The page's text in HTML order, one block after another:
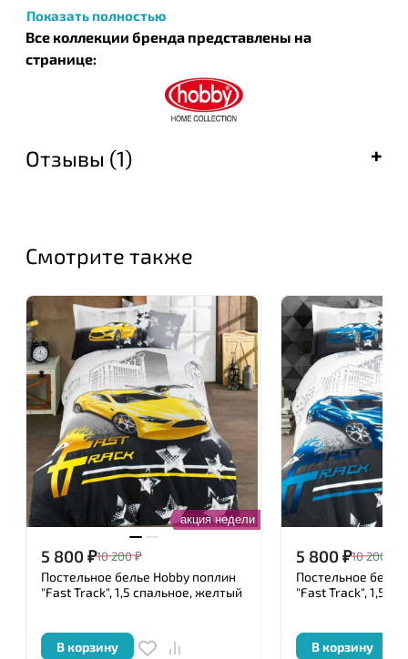
Показать полностью
Все коллекции бренда представлены на
странице:
Отзывы (1)
Смотрите также
акция недели
5 800₽10 200₽
Постельное белье Hobby поплин
"Fast Track", 1,5 спальное, желтый
В корзину
5 800₽10 200
Постельное
"Fast Track", 1,5
В корзину